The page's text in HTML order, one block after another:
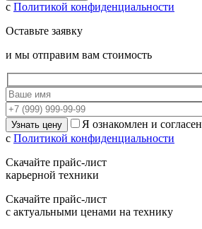
с Политикой конфиденциальности
Оставьте заявку
и мы отправим вам стоимость
Я ознакомлен и согласен
с Политикой конфиденциальности
Скачайте прайс-лист
карьерной техники
Скачайте прайс-лист
с актуальными ценами на технику